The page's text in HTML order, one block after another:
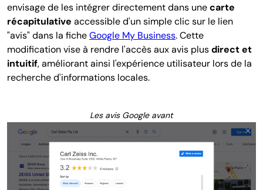
envisage de les intégrer directement dans unecarte
récapitulative accessible d'un simple clic sur le lien
"avis" dans la ficheGoogle My Business. Cette
modification vise à rendre l'accès aux avis plusdirect et
intuitif, améliorant ainsi l'expérience utilisateur lors de la
recherche d'informations locales.
Les avis Google avant